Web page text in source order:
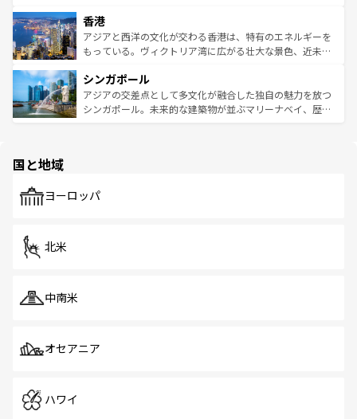
とつ。フォーやバインミー、ベトナムコーヒーなどは、ぜ
ひ現地で味わいたい。どの地域を訪れてもあたたかい人々
が旅行者を迎えてくれるので、きっと忘れられない旅にな
参照してほしい。
の活気が交差している。北部ではチェンマイなどの山岳地
帯で自然と触れ合い、南部ではプーケットやクラビの美し
いビーチでリゾート気分を楽しむことができる。タイ料理
激する。気候は一年中温暖で、どの季節にも異なる楽しみ
が待っている。親しみやすいタイの人々、仏教を中心とし
た文化、そして多様な観光資源が、訪れる旅人を魅了し続
香港
アジアと西洋の文化が交わる香港は、特有のエネルギーを
もっている。ヴィクトリア湾に広がる壮大な景色、近未来
み、どこを訪れても感動するはず。観光スポットが密集し
ており、効率よく見どころを回れるのも魅力。息をのむよ
うな絶景から文化的な体験まで、香港を存分に楽しみ尽く
シンガポール
アジアの交差点として多文化が融合した独自の魅力を放つ
シンガポール。未来的な建築物が並ぶマリーナベイ、歴史
で、ホーカーズは地元の風情を楽しめる外せないスポット
国と地域
ヨーロッパ
北米
中南米
オセアニア
ハワイ